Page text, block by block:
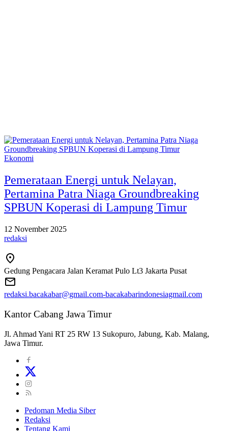
Ekonomi
Pemerataan Energi untuk Nelayan,
Pertamina Patra Niaga Groundbreaking
SPBUN Koperasi di Lampung Timur
12 November 2025
redaksi
Gedung Pengacara Jalan Keramat Pulo Lt3 Jakarta Pusat
redaksi.bacakabar@gmail.com-bacakabarindonesiagmail.com
Kantor Cabang Jawa Timur
Jl. Ahmad Yani RT 25 RW 13 Sukopuro, Jabung, Kab. Malang,
Jawa Timur.
Pedoman Media Siber
Redaksi
Tentang Kami